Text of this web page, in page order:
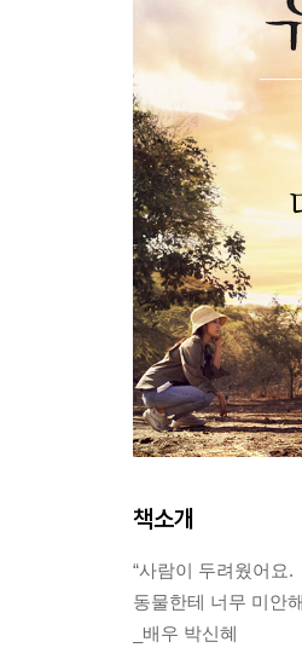
책소개
“사람이 두려웠어요.
동물한테 너무 미안
_배우 박신혜